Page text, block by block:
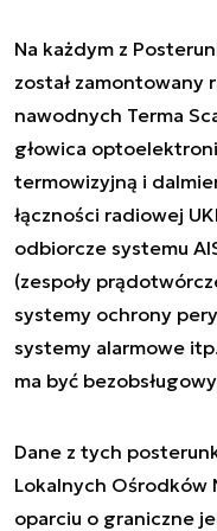
Na każdym z
został zamontowany
nawodnych Terma
głowica
termowizyjną i
łączności radiowej
odbiorcze systemu
(zespoły
systemy ochrony
systemy alarmowe
ma być
Dane z tych
Lokalnych Ośrodków
oparciu o graniczne